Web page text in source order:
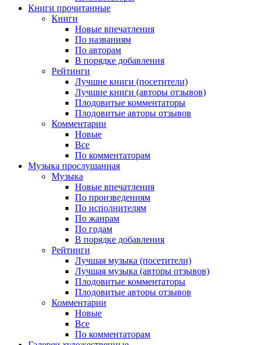
Книги прочитанные
Книги
Новые впечатления
По названиям
По авторам
В порядке добавления
Рейтинги
Лучшие книги (посетители)
Лучшие книги (авторы отзывов)
Плодовитые комментаторы
Плодовитые авторы отзывов
Комментарии
Новые
Все
По комментаторам
Музыка прослушанная
Музыка
Новые впечатления
По произведениям
По исполнителям
По жанрам
По годам
В порядке добавления
Рейтинги
Лучшая музыка (посетители)
Лучшая музыка (авторы отзывов)
Плодовитые комментаторы
Плодовитые авторы отзывов
Комментарии
Новые
Все
По комментаторам